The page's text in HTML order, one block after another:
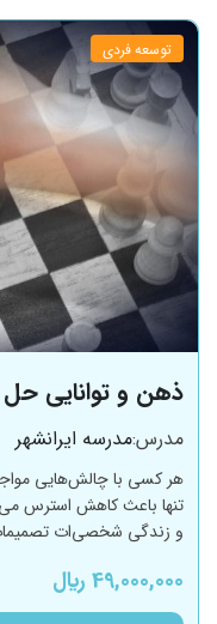
توسعه فردی
ذهن و توانایی
مدرس:مدرسه ایرانشهر
هر کسی با چالش‌هایی
تنها باعث کاهش استرس
و زندگی شخصی‌ات
49,000,000 ﷼